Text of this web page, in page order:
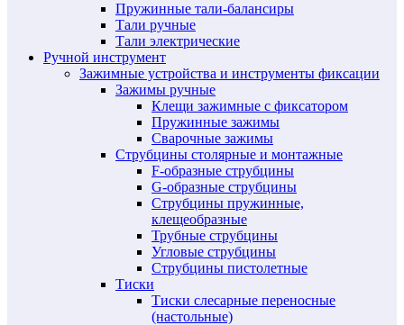
Пружинные тали-балансиры
Тали ручные
Тали электрические
Ручной инструмент
Зажимные устройства и инструменты фиксации
Зажимы ручные
Клещи зажимные с фиксатором
Пружинные зажимы
Сварочные зажимы
Струбцины столярные и монтажные
F-образные струбцины
G-образные струбцины
Струбцины пружинные,
клещеобразные
Трубные струбцины
Угловые струбцины
Струбцины пистолетные
Тиски
Тиски слесарные переносные
(настольные)